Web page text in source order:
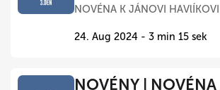
NOVÉNA K JÁNOVI
24. Aug 2024 - 3 min 15 sek
NOVÉNY |